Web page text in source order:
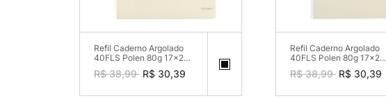
Refil Caderno Argolado
40FLS Polen 80g 17x24
Pontado
R$ 38,99 R$ 30,39
Refil Caderno Argolado
40FLS Polen 80g 17x24
Sem Pauta
R$ 38,99 R$ 30,39